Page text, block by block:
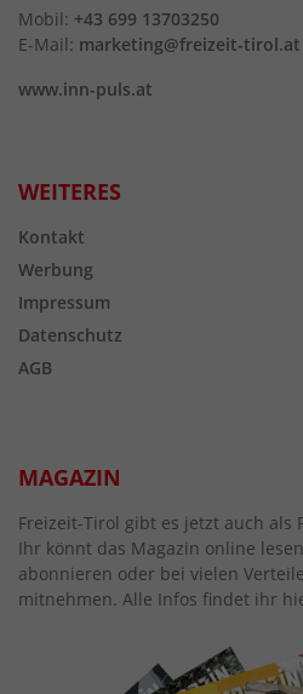
Mobil: +43 699 13703250
E-Mail: marketing@freizeit-tirol.at
www.inn-puls.at
WEITERES
Kontakt
Werbung
Impressum
Datenschutz
AGB
MAGAZIN
Freizeit-Tirol gibt es jetzt auch als
Ihr könnt das Magazin online
abonnieren oder bei vielen
mitnehmen. Alle Infos findet ihr